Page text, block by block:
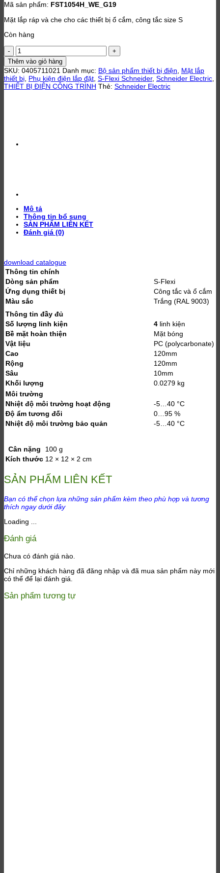
Mã sản phẩm: FST1054H_WE_G19
Mặt lắp ráp và che cho các thiết bị ổ cắm, công tắc size S
Còn hàng
Mặt
cho
4
thiết
bị,
size
Thêm vào giỏ hàng
SKU: 0405711021 Danh mục: Bộ sản phẩm thiết bị điện
Mặt lắp
thiết bị Phụ kiện điện lắp đặt S-Flexi Schneider, Schneider Electric
THIẾT BỊ ĐIỆN CÔNG TRÌNH Thẻ: Schneider Electric
Mô tả
Thông tin bổ sung
SẢN PHẨM LIÊN KẾT
Đánh giá (0)
download catalogue
Thông tin chính
Dòng sản phẩm
S-Flexi
Ứng dụng thiết bị
Công tắc và ổ cắm
Màu sắc
Trắng (RAL 9003)
Thông tin đầy đủ
Số lượng linh kiện
4 linh kiện
Bề mặt hoàn thiện
Mặt bóng
Vật liệu
PC (polycarbonate)
Cao
120mm
Rộng
120mm
Sâu
10mm
Khối lượng
0.0279 kg
Môi trường
Nhiệt độ môi trường hoạt động
-5…40 °C
Độ ẩm tương đối
0…95 %
Nhiệt độ môi trường bảo quản
-5…40 °C
Cân nặng
100 g
Kích thước 12 × 12 × 2 cm
SẢN PHẨM LIÊN KẾT
Bạn có thể chọn lựa những sản phẩm kèm theo phù hợp và tương
thích ngay dưới đây
Loading ...
Đánh giá
Chưa có đánh giá nào.
Chỉ những khách hàng đã đăng nhập và đã mua sản phẩm này mới
có thể để lại đánh giá.
Sản phẩm tương tự